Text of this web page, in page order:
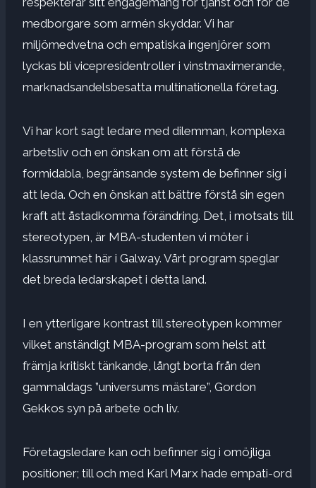
medborgare som armén skyddar. Vi har
miljömedvetna och empatiska ingenjörer som
lyckas bli vicepresidentroller i vinstmaximerande,
marknadsandelsbesatta multinationella företag.
Vi har kort sagt ledare med dilemman, komplexa
arbetsliv och en önskan om att förstå de
formidabla, begränsande system de befinner sig i
att leda. Och en önskan att bättre förstå sin egen
kraft att åstadkomma förändring. Det, i motsats till
stereotypen, är MBA-studenten vi möter i
klassrummet här i Galway. Vårt program speglar
det breda ledarskapet i detta land.
I en ytterligare kontrast till stereotypen kommer
vilket anständigt MBA-program som helst att
främja kritiskt tänkande, långt borta från den
gammaldags ”universums mästare”, Gordon
Gekkos syn på arbete och liv.
Företagsledare kan och befinner sig i omöjliga
positioner; till och med Karl Marx hade empati-ord